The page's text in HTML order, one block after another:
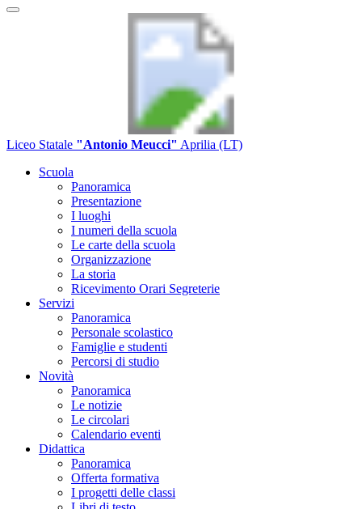
Liceo Statale "Antonio Meucci" Aprilia (LT)
Scuola
Panoramica
Presentazione
I luoghi
I numeri della scuola
Le carte della scuola
Organizzazione
La storia
Ricevimento Orari Segreterie
Servizi
Panoramica
Personale scolastico
Famiglie e studenti
Percorsi di studio
Novità
Panoramica
Le notizie
Le circolari
Calendario eventi
Didattica
Panoramica
Offerta formativa
I progetti delle classi